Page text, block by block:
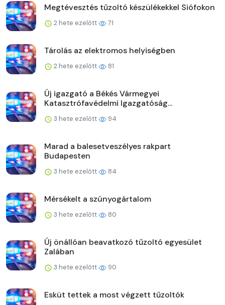
Megtévesztés tűzoltó készülékekkel Siófokon
2 hete ezelőtt 71
Tárolás az elektromos helyiségben
2 hete ezelőtt 81
Új igazgató a Békés Vármegyei
Katasztrófavédelmi Igazgatóság...
3 hete ezelőtt 94
Marad a balesetveszélyes rakpart
Budapesten
3 hete ezelőtt 84
Mérsékelt a szúnyogártalom
3 hete ezelőtt 80
Új önállóan beavatkozó tűzoltó egyesület
Zalában
3 hete ezelőtt 90
Esküt tettek a most végzett tűzoltók